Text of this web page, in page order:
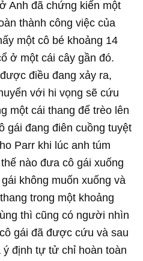
Anh đã chứng kiến một
thành công việc của
một cô bé khoảng 14
ở một cái cây gần đó.
điều đang xảy ra,
với hi vọng sẽ cứu
một cái thang để trèo lên
gái đang điên cuồng tuyệt
Parr khi lúc anh túm
nào đưa cô gái xuống
không muốn xuống và
trong một khoảng
thì cũng có người nhìn
gái đã được cứu và sau
định tự tử chỉ hoàn toàn